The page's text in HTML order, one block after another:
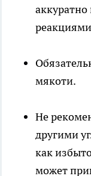
мякоти.
Не
другими
как
может